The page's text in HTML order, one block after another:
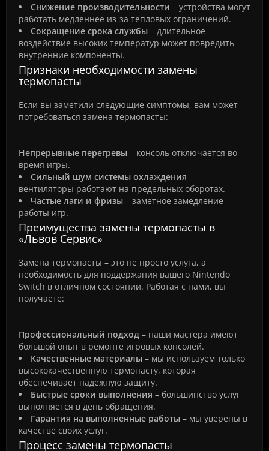
Снижение производительности – устройства могут
работать медленнее из-за тепловых ограничений.
Сокращение срока службы – длительное
воздействие высоких температур может повредить
внутренние компоненты.
Признаки необходимости замены
термопасты
Если вы заметили следующие симптомы, вам может
потребоваться замена термопасты:
Непрерывные перегревы – консоль отключается во
время игры.
Сильный шум системы охлаждения –
вентиляторы работают на предельных оборотах.
Частые лаги и фризы – заметное замедление
работы игр.
Преимущества замены термопасты в
«Львов Сервис»
Замена термопасты – это не просто услуга, а
необходимость для поддержания вашего Nintendo
Switch в отличном состоянии. Работая с нами, вы
получаете:
Профессиональный подход – наши мастера имеют
большой опыт в ремонте игровых консолей.
Качественные материалы – мы используем только
высококачественную термопасту, которая
обеспечивает надежную защиту.
Быстрые сроки выполнения – большинство услуг
выполняется в день обращения.
Гарантия на выполненные работы – мы уверены в
качестве своих услуг.
Процесс замены термопасты